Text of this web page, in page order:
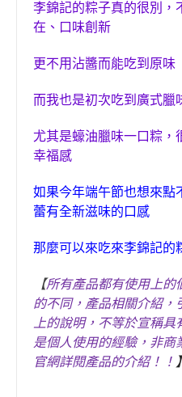
李錦記的粽子真的很別
在、口味創新
更不用沾醬而能吃到原味
而我也是初次吃到廣式臘
尤其是蠔油臘味一口粽 ，
幸福感
如果今年端午節也想來點
蕾有全新滋味的口感
那麼可以來吃來李錦記的
【所有產品都有使用上的
的不同，產品相關介紹，
上的說明，不等於宣稱
是個人使用的經驗，非商
官網詳閱產品的介紹！！ 】